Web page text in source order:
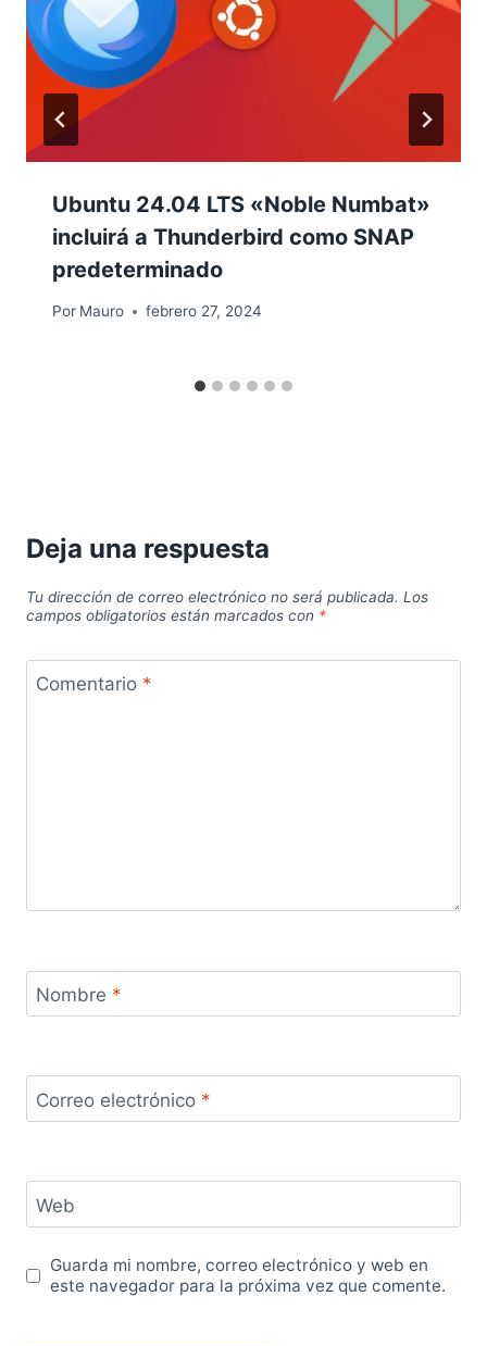
Ubuntu 24.04 LTS «Noble Numbat»
incluirá a Thunderbird como SNAP
predeterminado
Por Mauro febrero 27, 2024
Deja una respuesta
Tu dirección de correo electrónico no será publicada. Los
campos obligatorios están marcados con *
Comentario *
Nombre *
Correo electrónico *
Web
Guarda mi nombre, correo electrónico y web en
este navegador para la próxima vez que comente.